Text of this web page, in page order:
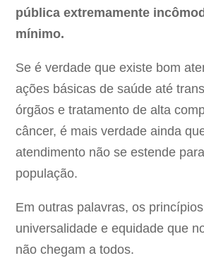
pública extremamente
mínimo.
Se é verdade que existe bom
ações básicas de saúde até
órgãos e tratamento de alta
câncer, é mais verdade ainda
atendimento não se estende
população.
Em outras palavras, os
universalidade e equidade que
não chegam a todos.